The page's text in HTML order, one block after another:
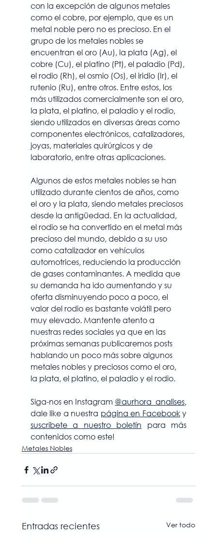
con la excepción de algunos metales
como el cobre, por ejemplo, que es un
metal noble pero no es precioso. En el
grupo de los metales nobles se
encuentran el oro (Au), la plata (Ag), el
cobre (Cu), el platino (Pt), el paladio (Pd),
el rodio (Rh), el osmio (Os), el iridio (Ir), el
rutenio (Ru), entre otros. Entre estos, los
más utilizados comercialmente son el oro,
la plata, el platino, el paladio y el rodio,
siendo utilizados en diversas áreas como
componentes electrónicos, catalizadores,
joyas, materiales quirúrgicos y de
laboratorio, entre otras aplicaciones.
Algunos de estos metales nobles se han
utilizado durante cientos de años, como
el oro y la plata, siendo metales preciosos
desde la antigüedad. En la actualidad,
el rodio se ha convertido en el metal más
precioso del mundo, debido a su uso
como catalizador en vehículos
automotrices, reduciendo la producción
de gases contaminantes. A medida que
su demanda ha ido aumentando y su
oferta disminuyendo poco a poco, el
valor del rodio es bastante volátil pero
muy elevado. Mantente atento a
nuestras redes sociales ya que en las
próximas semanas publicaremos posts
hablando un poco más sobre algunos
metales nobles y preciosos como el oro,
la plata, el platino, el paladio y el rodio.
Siga-nos en Instagram @aurhora_analises,
dale like a nuestra página en Facebook
suscríbete a nuestro boletín para más
contenidos como este!
Metales Nobles
Entradas recientes Ver todo